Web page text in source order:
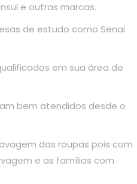
e outras marcas.
de estudo como Senai
em sua área de
bem atendidos desde o
das roupas pois com
e as famílias com